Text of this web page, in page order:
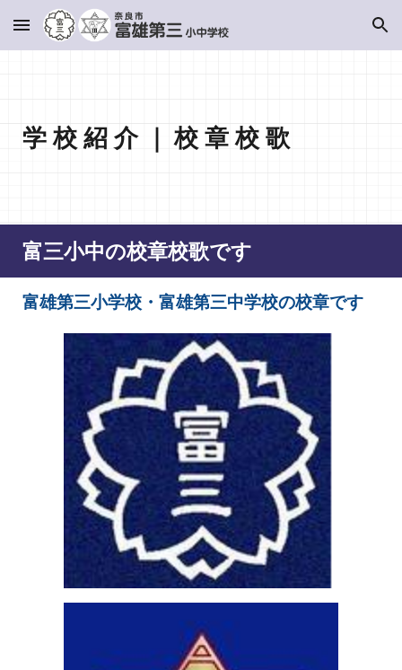
Skip to main content Skip to navigation
学 校 紹 介 ｜ 校 章 校 歌
富三小中の校章校歌です
富雄第三小学校・富雄第三中学校の校章です